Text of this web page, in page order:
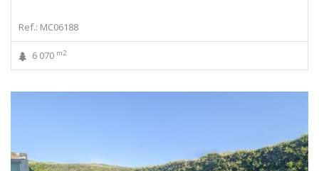
Ref.: MC06188
6 070 m2